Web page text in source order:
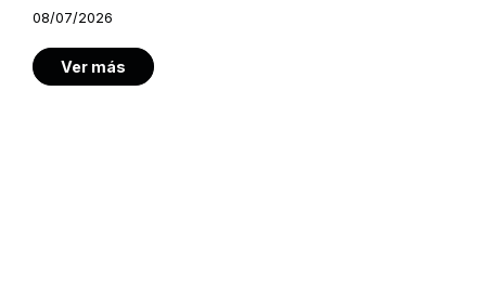
08/07/2026
Ver más